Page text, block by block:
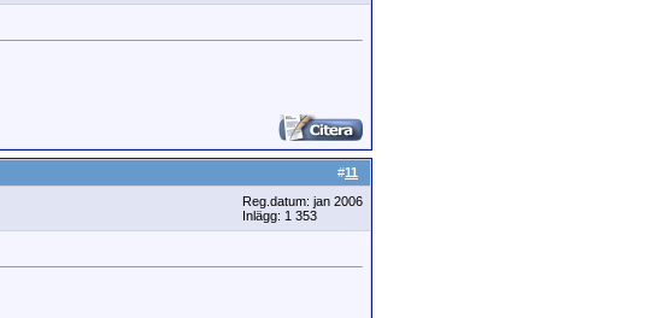
#11
Reg.datum: jan 2006
Inlägg: 1 353